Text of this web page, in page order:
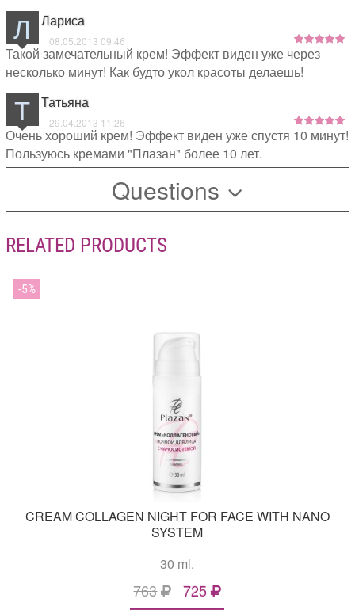
Л Лариса
08.05.2013 09:46
Такой замечательный крем! Эффект виден уже через
несколько минут! Как будто укол красоты делаешь!
Т Татьяна
29.04.2013 11:26
Очень хороший крем! Эффект виден уже спустя 10 минут!
Пользуюсь кремами "Плазан" более 10 лет.
Questions
RELATED PRODUCTS
5
CREAM COLLAGEN NIGHT FOR FACE WITH NANO
SYSTEM
30 ml.
763 725